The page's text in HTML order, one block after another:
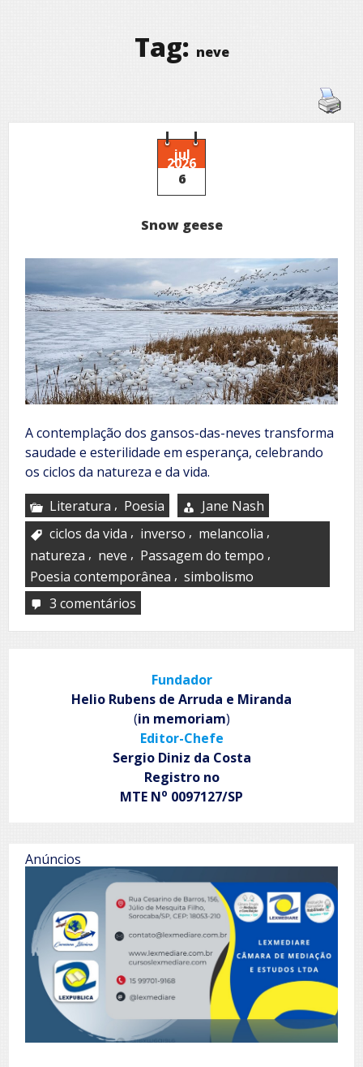
Tag: neve
jul
2026
6
Snow geese
A contemplação dos gansos-das-neves transforma
saudade e esterilidade em esperança, celebrando
os ciclos da natureza e da vida.
Literatura , Poesia
Jane Nash
ciclos da vida , inverso , melancolia ,
natureza , neve , Passagem do tempo ,
Poesia contemporânea , simbolismo
3 comentários
geese
Fundador
Helio Rubens de Arruda e Miranda
(in memoriam)
Editor-Chefe
Sergio Diniz da Costa
Registro no
MTE No 0097127/SP
Anúncios